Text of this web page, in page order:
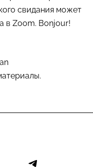
свидания может
в Zoom. Bonjour!